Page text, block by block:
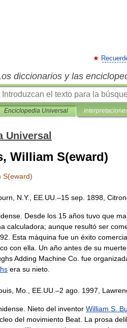
diccionarios y las
Enciclopedia Universal
Universal
William S(eward)
S(eward)
N Y., EE UU .–15 sep 1898
Desde los 15 años tuvo que
calculadora; aunque resultó ser
Esta máquina fue un éxito
con ella Un año antes de su muerte
Adding Machine Co fue
era su nieto
Mo EE UU .–2 ago 1997
Nieto del inventor William S
del movimiento Beat La prosa